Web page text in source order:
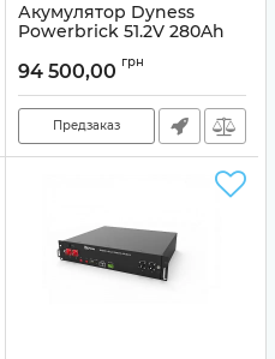
Акумулятор Dyness
Powerbrick 51.2V 280Ah
94 500,00 грн
Предзаказ